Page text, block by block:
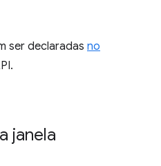
ser declaradas no
janela